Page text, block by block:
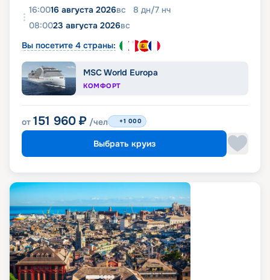
16:0016 августа 2026вс 8 дн/7 нч
08:0023 августа 2026вс
Вы посетите 4 страны:
MSC World Europa
КОМФОРТ
от 151 960 ₽ /чел +1 000
Выбрать круиз